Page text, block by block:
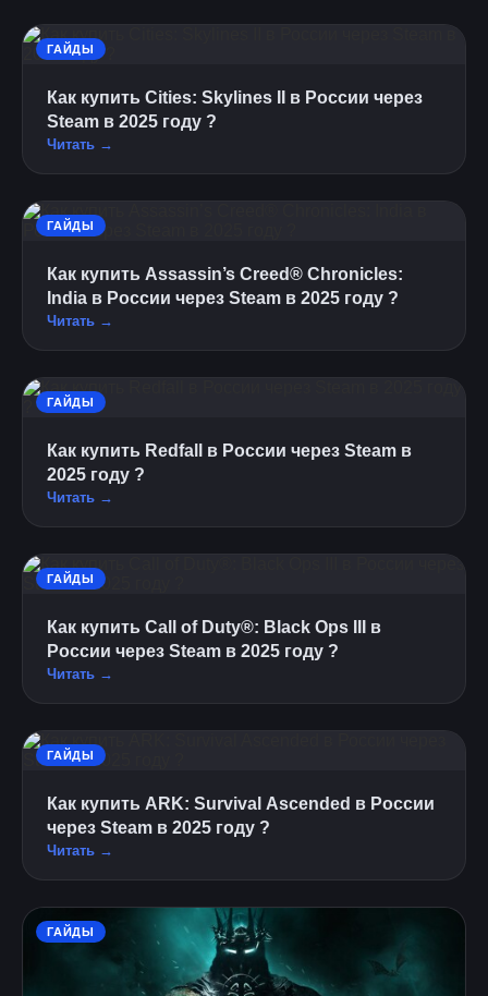
ГАЙДЫ
Как купить Cities: Skylines II в России через
Steam в 2025 году ?
Читать →
ГАЙДЫ
Как купить Assassin’s Creed® Chronicles:
India в России через Steam в 2025 году ?
Читать →
ГАЙДЫ
Как купить Redfall в России через Steam в
2025 году ?
Читать →
ГАЙДЫ
Как купить Call of Duty®: Black Ops III в
России через Steam в 2025 году ?
Читать →
ГАЙДЫ
Как купить ARK: Survival Ascended в России
через Steam в 2025 году ?
Читать →
ГАЙДЫ